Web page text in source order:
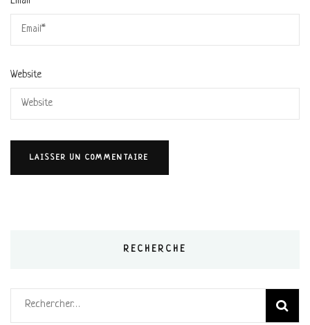
Website
RECHERCHE
Rechercher :